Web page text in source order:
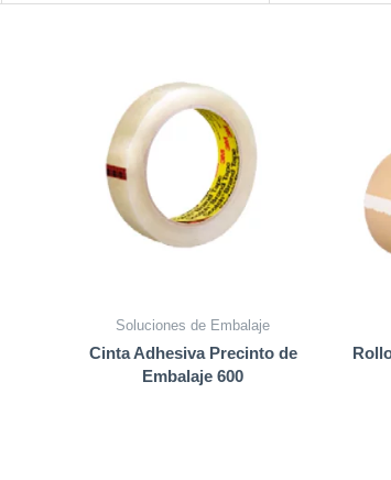
Soluciones de Embalaje
Cinta Adhesiva Precinto de
Embalaje 600